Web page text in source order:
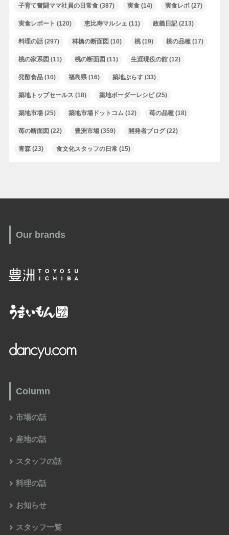
子育て奮闘ママ社員の日常食(387) 実食(14) 実食レポ(27)
実食レポート (120) 恵比寿マルシェ (11) 政義日記(213)
料理の話(297) 林檎の断面図 (10) 桃(19) 桃の品種(17)
桃の家系図 (11) 桃の断面図 (11) 生涯現役の館(12)
発酵食品(10) 福島県(16) 築地ぷらす(33)
築地トップセールス (18) 築地ボーダーレシピ(25)
築地市場(25) 築地市場ドットコム(12) 苺の品種(18)
苺の断面図 (22) 豊洲市場(359) 開発者ブログ(22)
青森(23) 食文化スタッフの日常 (15)
Our brands
Column
市場の話
産地の話
スタッフの話
料理の話
お知らせ
スタッフ一覧